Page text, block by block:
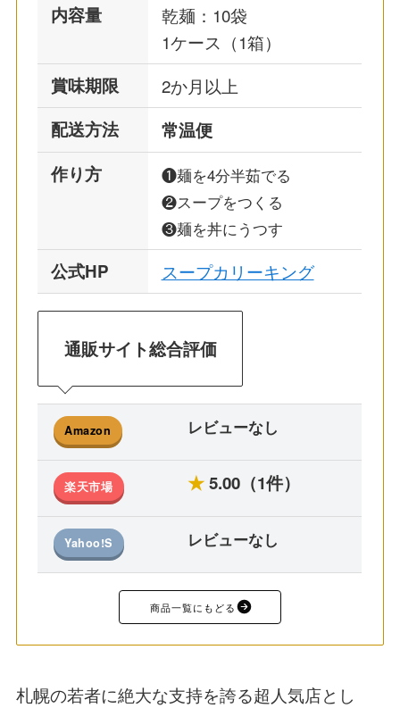
内容量
乾麺：10袋
1ケース（1箱）
賞味期限
2か月以上
配送方法
常温便
作り方
❶麺を4分半茹でる
❷スープをつくる
❸麺を丼にうつす
公式HP スープカリーキング
通販サイト総合評価
Amazon レビューなし
楽天市場 ★5.00（1件）
Yahoo!S レビューなし
商品一覧にもどる
札幌の若者に絶大な支持を誇る超人気店とし